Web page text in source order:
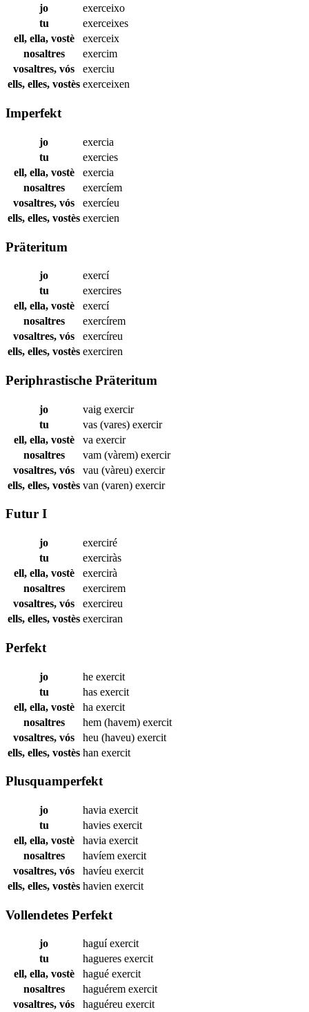
jo
exerceixo
tu
exerceixes
ell, ella, vostè
exerceix
nosaltres
exercim
vosaltres, vós
exerciu
ells, elles, vostès exerceixen
Imperfekt
jo
exercia
tu
exercies
ell, ella, vostè
exercia
nosaltres
exercíem
vosaltres, vós
exercíeu
ells, elles, vostès exercien
Präteritum
jo
exercí
tu
exercires
ell, ella, vostè
exercí
nosaltres
exercírem
vosaltres, vós
exercíreu
ells, elles, vostès exerciren
Periphrastische Präteritum
jo vaig exercir
tu
vas (vares) exercir
ell, ella, vostè
va exercir
nosaltres
vam (vàrem) exercir
vosaltres, vós
vau (vàreu) exercir
ells, elles, vostès van (varen) exercir
Futur I
jo
exerciré
tu
exerciràs
ell, ella, vostè
exercirà
nosaltres
exercirem
vosaltres, vós
exercireu
ells, elles, vostès exerciran
Perfekt
jo he exercit
tu
has exercit
ell, ella, vostè
ha exercit
nosaltres
hem (havem) exercit
vosaltres, vós
heu (haveu) exercit
ells, elles, vostès han exercit
Plusquamperfekt
jo havia exercit
tu
havies exercit
ell, ella, vostè
havia exercit
nosaltres
havíem exercit
vosaltres, vós
havíeu exercit
ells, elles, vostès havien exercit
Vollendetes Perfekt
jo haguíexercit
tu
hagueres exercit
ell, ella, vostè
hagué exercit
nosaltres
haguérem exercit
vosaltres, vós
haguéreu exercit